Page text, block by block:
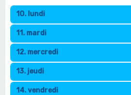
10. lundi
11. mardi
12. mercredi
13. jeudi
14. vendredi